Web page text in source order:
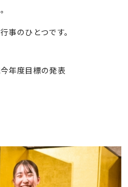
事のひとつです。
年度目標の発表